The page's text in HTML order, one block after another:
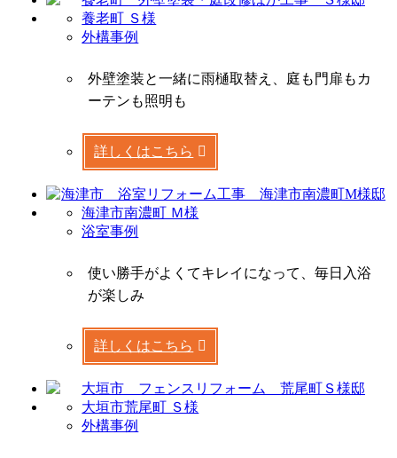
養老町 Ｓ様
外構事例
外壁塗装と一緒に雨樋取替え、庭も門扉もカ
ーテンも照明も
詳しくはこちら
海津市南濃町 Ｍ様
浴室事例
使い勝手がよくてキレイになって、毎日入浴
が楽しみ
詳しくはこちら
大垣市荒尾町 Ｓ様
外構事例